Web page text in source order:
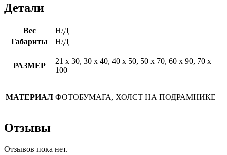
Детали
Вес
Н/Д
Габариты
Н/Д
РАЗМЕР
21 х 30, 30 х 40, 40 х 50, 50 х 70, 60 х 90, 70 х
100
МАТЕРИАЛ ФОТОБУМАГА, ХОЛСТ НА ПОДРАМНИКЕ
Отзывы
Отзывов пока нет.